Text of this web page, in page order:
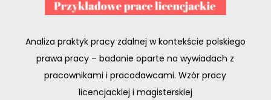
Analiza praktyk pracy zdalnej w kontekście polskiego
prawa pracy – badanie oparte na wywiadach z
pracownikami i pracodawcami. Wzór pracy
licencjackiej i magisterskiej